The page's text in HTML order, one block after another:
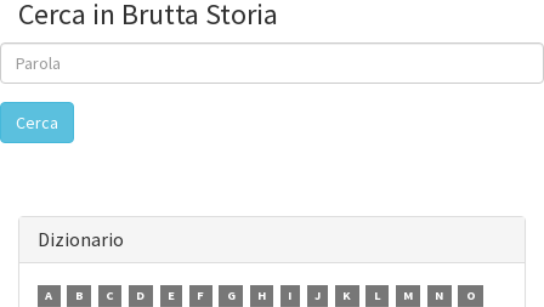
Cerca in Brutta Storia
Cerca
Dizionario
A B C D E F G H I J K L M N
O